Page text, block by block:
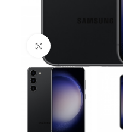
სურათის გადიდება